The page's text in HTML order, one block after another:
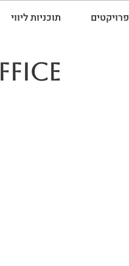
פרויקטים תוכניות ליווי